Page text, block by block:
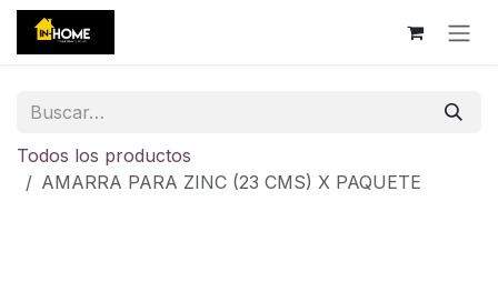
Ir al contenido
Todos los productos
AMARRA PARA ZINC (23 CMS) X PAQUETE